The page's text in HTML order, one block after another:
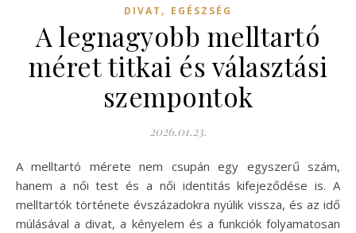
DIVAT , EGÉSZSÉG
A legnagyobb melltartó
méret titkai és választási
szempontok
2026.01.23.
A melltartó mérete nem csupán egy egyszerű szám,
hanem a női test és a női identitás kifejeződése is. A
melltartók története évszázadokra nyúlik vissza, és az idő
múlásával a divat, a kényelem és a funkciók folyamatosan